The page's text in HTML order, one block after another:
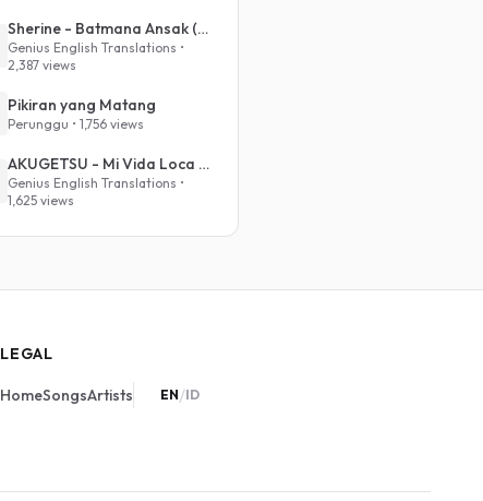
Sherine - Batmana Ansak (English Translation)
Genius English Translations •
2,387 views
Pikiran yang Matang
Perunggu • 1,756 views
AKUGETSU - Mi Vida Loca (VIVINOS - ALNST Sub : Till Part.1)
Genius English Translations •
1,625 views
LEGAL
HomeSongsArtists EN/ID